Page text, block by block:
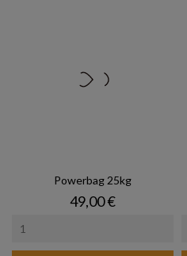
Powerbag 25kg
Prix
49,00 €